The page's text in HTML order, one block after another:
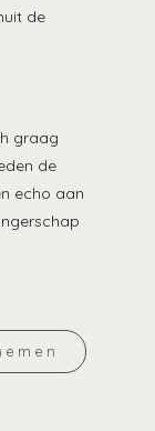
de
graag
de
echo aan